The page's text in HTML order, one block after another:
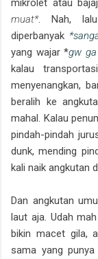
muat*. Nah,
diperbanyak
yang wajar *gw
kalau
menyenangkan,
beralih ke
mahal. Kalau
pindah-pindah
dunk, mending
kali naik angkutan
Dan angkutan
laut aja. Udah
bikin macet gila,
sama yang